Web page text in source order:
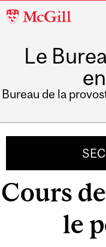
McGill
Le
Bureau de la
Cours
le